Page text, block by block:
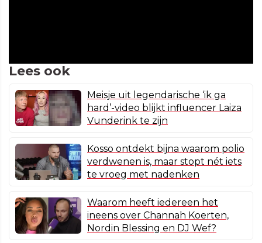
Lees ook
Meisje uit legendarische ‘ik ga
hard’-video blijkt influencer Laiza
Vunderink te zijn
Kosso ontdekt bijna waarom polio
verdwenen is, maar stopt nét iets
te vroeg met nadenken
Waarom heeft iedereen het
ineens over Channah Koerten,
Nordin Blessing en DJ Wef?